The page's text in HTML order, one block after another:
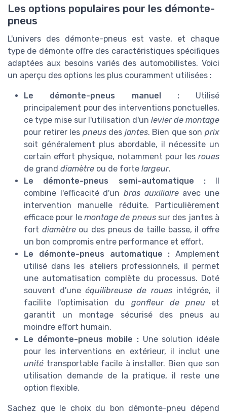
Les options populaires pour les démonte-
pneus
L'univers des démonte-pneus est vaste, et chaque
type de démonte offre des caractéristiques spécifiques
adaptées aux besoins variés des automobilistes. Voici
un aperçu des options les plus couramment utilisées :
Le démonte-pneus manuel :Utilisé
principalement pour des interventions ponctuelles,
ce type mise sur l'utilisation d'un levier de montage
pour retirer les pneusdes jantes. Bien que sonprix
soit généralement plus abordable, il nécessite un
certain effort physique, notamment pour les roues
de grand diamètre ou de forte largeur.
Le démonte-pneus semi-automatique :Il
combine l'efficacité d'un bras auxiliaireavec une
intervention manuelle réduite. Particulièrement
efficace pour le montage de pneussur des jantes à
fort diamètreou des pneus de taille basse, il offre
un bon compromis entre performance et effort.
Le démonte-pneus automatique : Amplement
utilisé dans les ateliers professionnels, il permet
une automatisation complète du processus. Doté
souvent d'uneéquilibreuse de rouesintégrée, il
facilite l'optimisation du gonfleur de pneu et
garantit un montage sécurisé des pneus au
moindre effort humain.
Le démonte-pneus mobile : Une solution idéale
pour les interventions en extérieur, il inclut une
unité transportable facile à installer. Bien que son
utilisation demande de la pratique, il reste une
option flexible.
Sachez que le choix du bon démonte-pneu dépend